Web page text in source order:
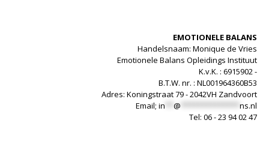
EMOTIONELE BALANS
Handelsnaam: Monique de Vries
Emotionele Balans Opleidings Instituut
K.v.K. : 6915902 -
B.T.W. nr. : NL001964360B53
Adres: Koningstraat 79 - 2042VH Zandvoort
Email; in @
ns.nl
Tel: 06 - 23 94 02 47